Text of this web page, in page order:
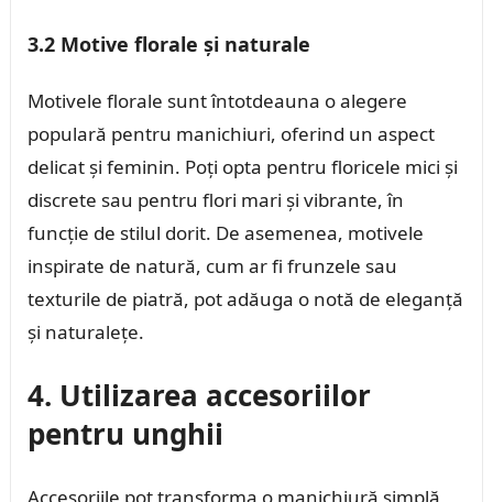
3.2 Motive florale și naturale
Motivele florale sunt întotdeauna o alegere
populară pentru manichiuri, oferind un aspect
delicat și feminin. Poți opta pentru floricele mici și
discrete sau pentru flori mari și vibrante, în
funcție de stilul dorit. De asemenea, motivele
inspirate de natură, cum ar fi frunzele sau
texturile de piatră, pot adăuga o notă de eleganță
și naturalețe.
4. Utilizarea accesoriilor
pentru unghii